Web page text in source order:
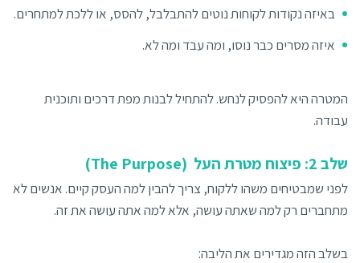
באיזה נקודות לקוחות נוטים להתבלבל, להסס, או ללכת למתחרים.
איזה מסרים כבר נוסו, ומה עבד ומה לא.
המטרה היא להפסיק לנחש. להתחיל לבנות מפת דרכים ותוכנית
עבודה.
שלב 2: פיצוח מטרת העל (The Purpose)
לפני שמבטיחים משהו ללקוח, צריך להבין למה העסק קיים. אנשים לא
מתחברים רק למה שאתה עושה, אלא למה אתה עושה את זה.
בשלב הזה מגדירים את הליבה: